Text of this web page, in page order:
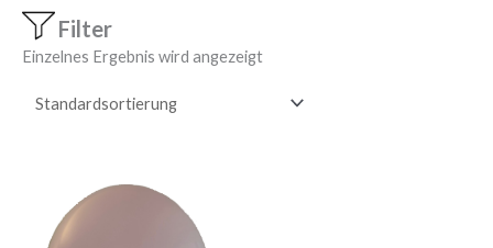
Filter
Einzelnes Ergebnis wird angezeigt